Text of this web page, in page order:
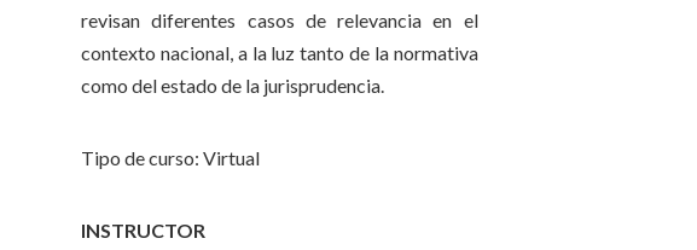
revisan diferentes casos de relevancia en el
contexto nacional, a la luz tanto de la normativa
como del estado de la jurisprudencia.
Tipo de curso: Virtual
INSTRUCTOR